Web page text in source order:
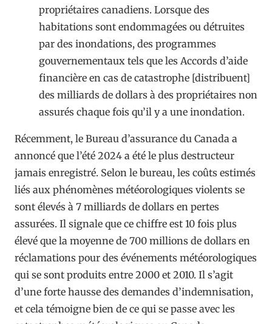
propriétaires canadiens. Lorsque des
habitations sont endommagées ou détruites
par des inondations, des programmes
gouvernementaux tels que les Accords d’aide
financière en cas de catastrophe [distribuent]
des milliards de dollars à des propriétaires non
assurés chaque fois qu’il y a une inondation.
Récemment, le Bureau d’assurance du Canada a
annoncé que l’été 2024 a été le plus destructeur
jamais enregistré. Selon le bureau, les coûts estimés
liés aux phénomènes météorologiques violents se
sont élevés à 7 milliards de dollars en pertes
assurées. Il signale que ce chiffre est 10 fois plus
élevé que la moyenne de 700 millions de dollars en
réclamations pour des événements météorologiques
qui se sont produits entre 2000 et 2010. Il s’agit
d’une forte hausse des demandes d’indemnisation,
et cela témoigne bien de ce qui se passe avec les